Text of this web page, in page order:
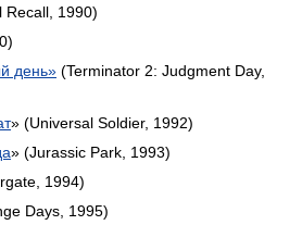
Recall, 1990)
день» (Terminator 2: Judgment Day,
» (Universal Soldier, 1992)
» (Jurassic Park, 1993)
1994)
Days, 1995)